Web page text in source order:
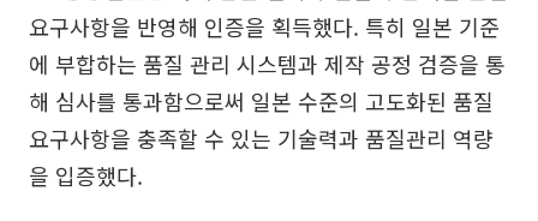
요구사항을 반영해 인증을 획득했다. 특히 일본 기준
에 부합하는 품질 관리 시스템과 제작 공정 검증을 통
해 심사를 통과함으로써 일본 수준의 고도화된 품질
요구사항을 충족할 수 있는 기술력과 품질관리 역량
을 입증했다.